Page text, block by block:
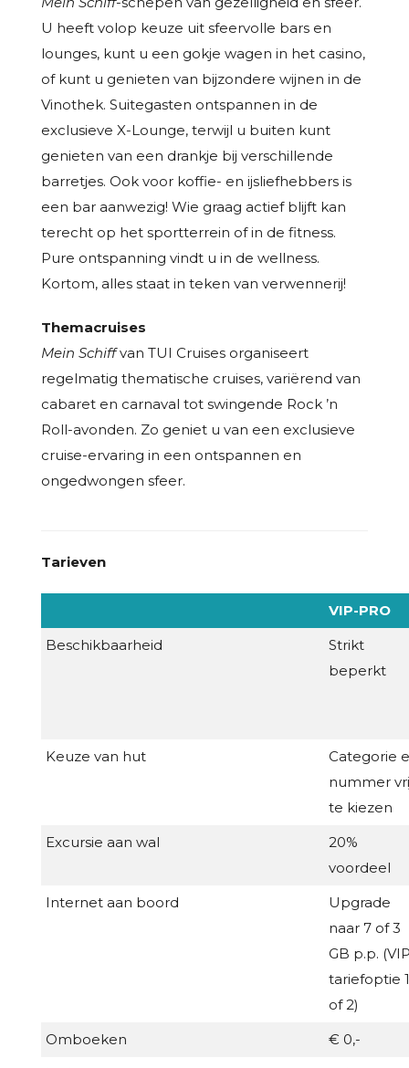
U heeft volop keuze uit sfeervolle bars en
lounges, kunt u een gokje wagen in het casino,
of kunt u genieten van bijzondere wijnen in de
Vinothek. Suitegasten ontspannen in de
exclusieve X-Lounge, terwijl u buiten kunt
genieten van een drankje bij verschillende
barretjes. Ook voor koffie- en ijsliefhebbers is
een bar aanwezig! Wie graag actief blijft kan
terecht op het sportterrein of in de fitness.
Pure ontspanning vindt u in de wellness.
Kortom, alles staat in teken van verwennerij!
Themacruises
Mein Schiffvan TUI Cruises organiseert
regelmatig thematische cruises, variërend van
cabaret en carnaval tot swingende Rock ’n
Roll-avonden. Zo geniet u van een exclusieve
cruise-ervaring in een ontspannen en
ongedwongen sfeer.
Tarieven
VIP-PRO
Beschikbaarheid
Strikt
beperkt
Keuze van hut
Categorie
nummer
te kiezen
Excursie aan wal
20%
voordeel
Internet aan boord
Upgrade
naar 7 of 3
GB p.p.
tariefoptie 1
of 2)
Omboeken
€ 0,-